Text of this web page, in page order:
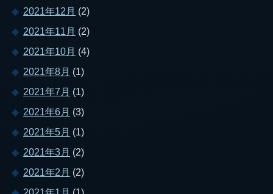
2021年12月 (2)
2021年11月 (2)
2021年10月 (4)
2021年8月 (1)
2021年7月 (1)
2021年6月 (3)
2021年5月 (1)
2021年3月 (2)
2021年2月 (2)